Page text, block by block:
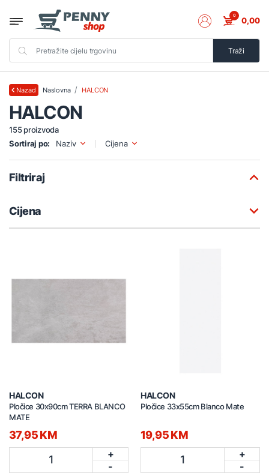
Traži
0 0,00
Nazad Naslovna HALCON
HALCON
155 proizvoda
Sortiraj po:
Naziv Cijena
Filtriraj
Cijena
HALCON
Pločice 30x90cm TERRA BLANCO
MATE
37,95 KM
1
+
-
HALCON
Pločice 33x55cm Blanco Mate
19,95 KM
1
+
-